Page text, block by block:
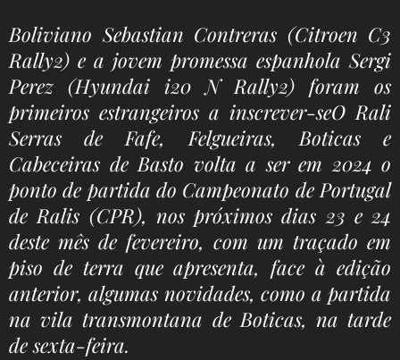
Boliviano Sebastian Contreras (Citroen C3
Rally2) e a jovem promessa espanhola Sergi
Perez (Hyundai i20 N Rally2) foram os
primeiros estrangeiros a inscrever-seO Rali
Serras de Fafe, Felgueiras, Boticas e
Cabeceiras de Basto volta a ser em 2024 o
ponto de partida do Campeonato de Portugal
de Ralis (CPR), nos próximos dias 23 e 24
deste mês de fevereiro, com um traçado em
piso de terra que apresenta, face à edição
anterior, algumas novidades, como a partida
na vila transmontana de Boticas, na tarde
de sexta-feira.